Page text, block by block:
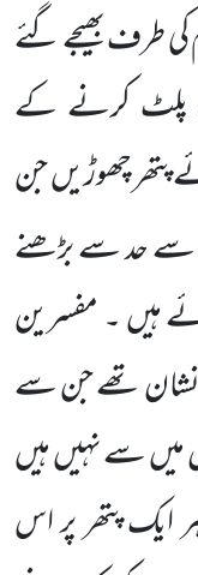
کی طرف بھیجے گئے
پلٹ کرنے کے
چھوڑیں جن
سے حد سے بڑھنے
ہیں ۔ مفسرین
نشان تھے جن سے
میں سے نہیں ہیں
ایک پتھر پر اس